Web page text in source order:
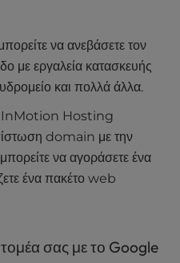
να ανεβάσετε τον
με εργαλεία κατασκευής
και πολλά άλλα.
InMotion Hosting
domain με την
να αγοράσετε ένα
ένα πακέτο web
σας με το Google